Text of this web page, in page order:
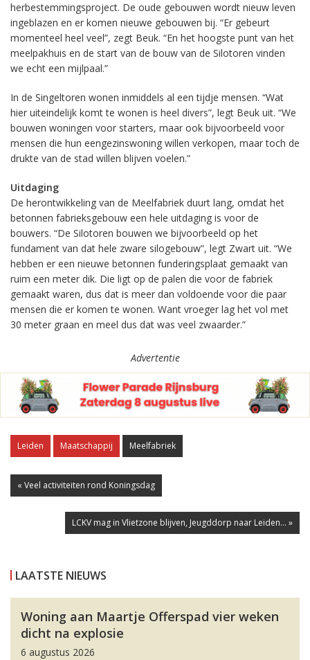
herbestemmingsproject. De oude gebouwen wordt nieuw leven
ingeblazen en er komen nieuwe gebouwen bij. “Er gebeurt
momenteel heel veel”, zegt Beuk. “En het hoogste punt van het
meelpakhuis en de start van de bouw van de Silotoren vinden
we echt een mijlpaal.”
In de Singeltoren wonen inmiddels al een tijdje mensen. “Wat
hier uiteindelijk komt te wonen is heel divers”, legt Beuk uit. “We
bouwen woningen voor starters, maar ook bijvoorbeeld voor
mensen die hun eengezinswoning willen verkopen, maar toch de
drukte van de stad willen blijven voelen.”
Uitdaging
De herontwikkeling van de Meelfabriek duurt lang, omdat het
betonnen fabrieksgebouw een hele uitdaging is voor de
bouwers. “De Silotoren bouwen we bijvoorbeeld op het
fundament van dat hele zware silogebouw”, legt Zwart uit. “We
hebben er een nieuwe betonnen funderingsplaat gemaakt van
ruim een meter dik. Die ligt op de palen die voor de fabriek
gemaakt waren, dus dat is meer dan voldoende voor die paar
mensen die er komen te wonen. Want vroeger lag het vol met
30 meter graan en meel dus dat was veel zwaarder.”
Advertentie
Leiden Maatschappij Meelfabriek
« Veel activiteiten rond Koningsdag
LCKV mag in Vlietzone blijven, Jeugddorp naar Leiden... »
LAATSTE NIEUWS
Woning aan Maartje Offerspad vier weken
dicht na explosie
6 augustus 2026